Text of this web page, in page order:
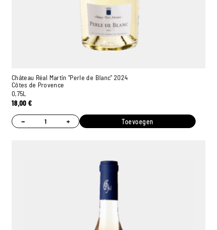
Château Réal Martin "Perle de Blanc" 2024
Côtes de Provence
0,75L
18,00€
− + Toevoegen